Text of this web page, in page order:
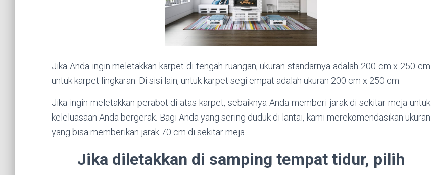
Jika Anda ingin meletakkan karpet di tengah ruangan, ukuran standarnya adalah 200 cm x 250 cm
untuk karpet lingkaran. Di sisi lain, untuk karpet segi empat adalah ukuran 200 cm x 250 cm.
Jika ingin meletakkan perabot di atas karpet, sebaiknya Anda memberi jarak di sekitar meja untuk
keleluasaan Anda bergerak. Bagi Anda yang sering duduk di lantai, kami merekomendasikan ukuran
yang bisa memberikan jarak 70 cm di sekitar meja.
Jika diletakkan di samping tempat tidur, pilih